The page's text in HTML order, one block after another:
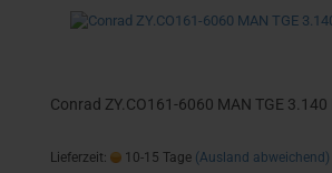
Conrad ZY.CO161-6060 MAN TGE
Lieferzeit: 10-15 Tage (Ausland abweichend)